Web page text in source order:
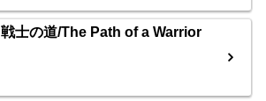
戦士の道/The Path of a Warrior